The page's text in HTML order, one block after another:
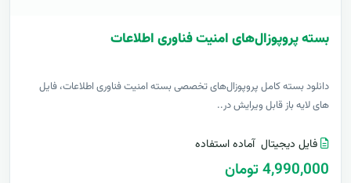
بسته پروپوزال‌های امنیت فناوری اطلاعات
دانلود بسته کامل پروپوزال‌های تخصصی بسته امنیت فناوری اطلاعات، فایل
های لایه باز قابل ویرایش در..
فایل دیجیتال آماده استفاده
4,990,000 تومان